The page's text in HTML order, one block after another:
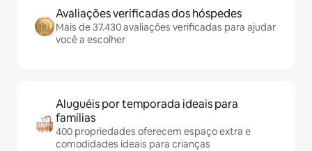
Avaliações verificadas dos hóspedes
Mais de 37.430 avaliações verificadas para ajudar
você a escolher
Aluguéis por temporada ideais para
famílias
400 propriedades oferecem espaço extra e
comodidades ideais para crianças